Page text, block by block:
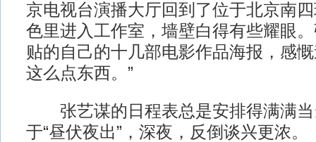
京电视台演播大厅回到了位于北京南
色里进入工作室，墙壁白得有些耀眼
贴的自己的十几部电影作品海报，感
这么点东西。”
张艺谋的日程表总是安排得满满当
于“昼伏夜出”，深夜，反倒谈兴更浓。